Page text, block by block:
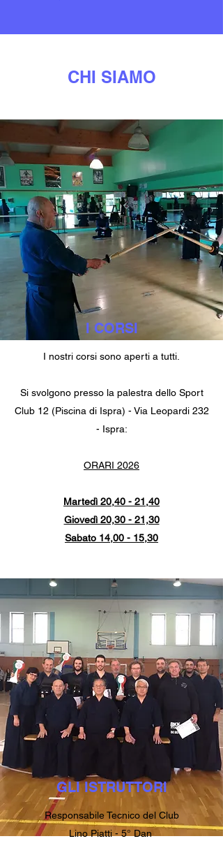
CHI SIAMO
I CORSI
I nostri corsi sono aperti a tutti.
Si svolgono presso la palestra dello Sport
Club 12 (Piscina di Ispra) - Via Leopardi 232
- Ispra:
ORARI 2026
Martedì 20,40 - 21,40
Giovedì 20,30 - 21,30
Sabato 14,00 - 15,30
GLI ISTRUTTORI
Responsabile Tecnico del Club
Lino Piatti - 5° Dan